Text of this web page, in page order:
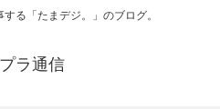
る「たまデジ。」のブログ。
ラ通信